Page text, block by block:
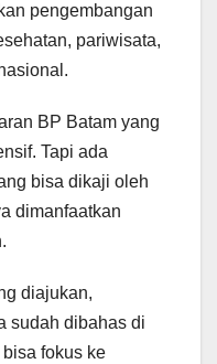
pengembangan
pariwisata,
BP Batam yang
Tapi ada
bisa dikaji oleh
dimanfaatkan
diajukan,
sudah dibahas di
fokus ke